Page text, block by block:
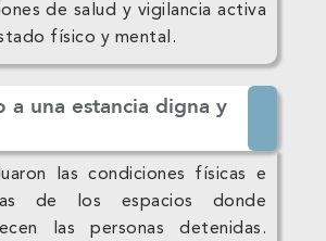
de salud y vigilancia activa
físico y mental.
a una estancia digna y
las condiciones físicas e
de los espacios donde
las personas detenidas.